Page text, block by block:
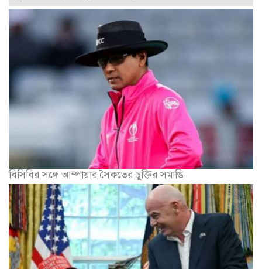
বিসিবির সঙ্গে আম্পায়ার সৈকতের চুক্তির সমাপ্তি